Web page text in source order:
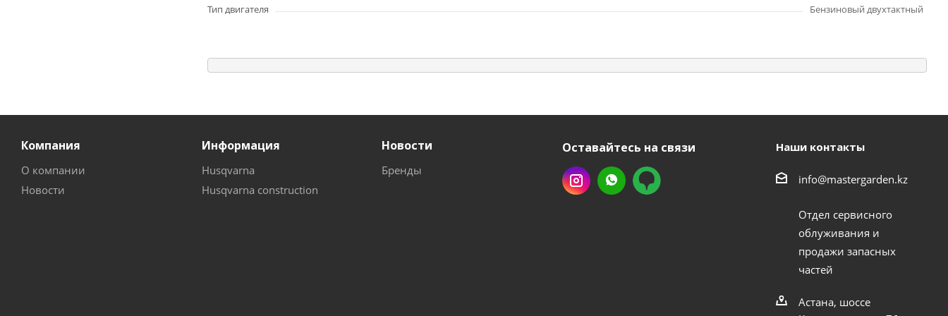
Тип двигателя Бензиновый двухтактный
Компания
О компании
Новости
Информация
Husqvarna
Husqvarna construction
Новости
Бренды
Оставайтесь на связи Наши контакты
info@mastergarden.kz
Отдел сервисного
облуживания и
продажи запасных
частей
Астана, шоссе